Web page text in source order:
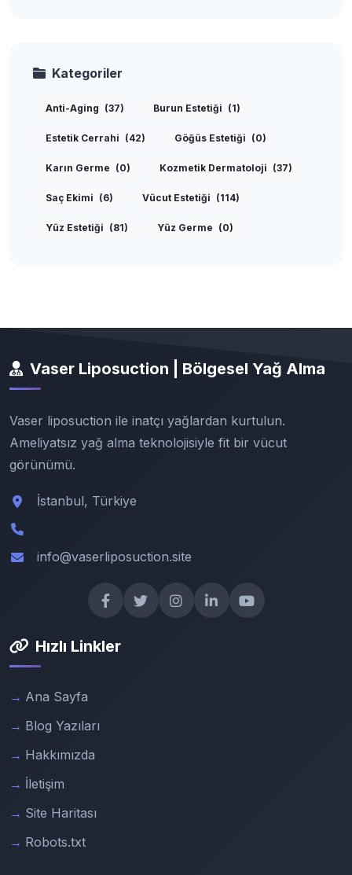
Kategoriler
Anti-Aging (37) Burun Estetiği (1)
Estetik Cerrahi (42) Göğüs Estetiği (0)
Karın Germe (0) Kozmetik Dermatoloji (37)
Saç Ekimi (6) Vücut Estetiği (114)
Yüz Estetiği (81) Yüz Germe (0)
Vaser Liposuction | Bölgesel Yağ Alma
Vaser liposuction ile inatçı yağlardan kurtulun.
Ameliyatsız yağ alma teknolojisiyle fit bir vücut
görünümü.
İstanbul, Türkiye
info@vaserliposuction.site
Hızlı Linkler
Ana Sayfa
Blog Yazıları
Hakkımızda
İletişim
Site Haritası
Robots.txt